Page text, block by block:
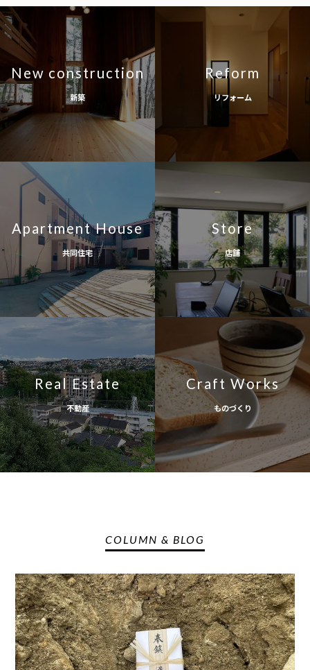
New construction
新築
Reform
リフォーム
Apartment House
共同住宅
Store
店舗
Real Estate
不動産
Craft Works
ものづくり
COLUMN & BLOG